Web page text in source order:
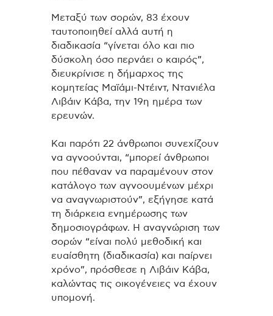
Μεταξύ των σορών, 83 έχουν
ταυτοποιηθεί αλλά αυτή η
διαδικασία “γίνεται όλο και πιο
δύσκολη όσο περνάει ο καιρός”,
διευκρίνισε η δήμαρχος της
κομητείας Μαϊάμι-Ντέιντ, Ντανιέλα
Λιβάιν Κάβα, την 19η ημέρα των
ερευνών.
Και παρότι 22 άνθρωποι συνεχίζουν
να αγνοούνται, “μπορεί άνθρωποι
που πέθαναν να παραμένουν στον
κατάλογο των αγνοουμένων μέχρι
να αναγνωριστούν”, εξήγησε κατά
τη διάρκεια ενημέρωσης των
δημοσιογράφων. Η αναγνώριση των
σορών “είναι πολύ μεθοδική και
ευαίσθητη (διαδικασία) και παίρνει
χρόνο”, πρόσθεσε η Λιβάιν Κάβα,
καλώντας τις οικογένειες να έχουν
υπομονή.